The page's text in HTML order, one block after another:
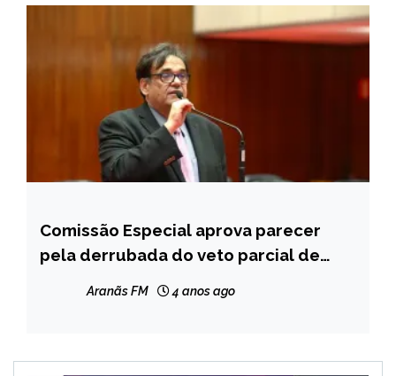
MINAS
GERAIS
NOTÍCIAS
Comissão Especial aprova parecer
pela derrubada do veto parcial de
Aranãs FM 4 anos ago